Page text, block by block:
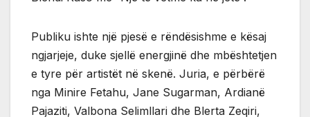
Publiku ishte një pjesë e rëndësishme e kësaj
ngjarjeje, duke sjellë energjinë dhe mbështetjen
e tyre për artistët në skenë. Juria, e përbërë
nga Minire Fetahu, Jane Sugarman, Ardianë
Pajaziti, Valbona Selimllari dhe Blerta Zeqiri,